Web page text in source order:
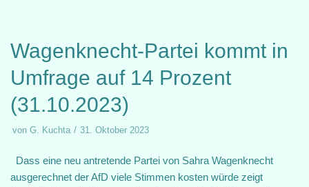
Wagenknecht-Partei kommt in
Umfrage auf 14 Prozent
(31.10.2023)
von G. Kuchta 31. Oktober 2023
Dass eine neu antretende Partei von Sahra Wagenknecht
ausgerechnet der AfD viele Stimmen kosten würde zeigt